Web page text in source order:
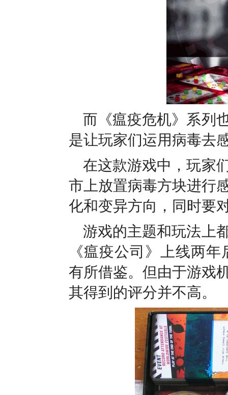
而《瘟疫危机》系列
是让玩家们运用病毒去
在这款游戏中，玩家
市上放置病毒方块进行
化和变异方向，同时要
游戏的主题和玩法上
《瘟疫公司》上线两
有所借鉴。但由于游戏
其得到的评分并不高。